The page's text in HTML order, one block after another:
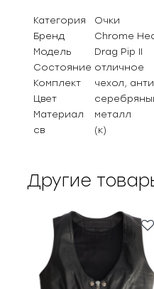
Категория
Очки
Бренд
Chrome
Модель
Drag Pip II
Состояние отличное
Комплект
чехол,
Цвет
Материал
металл
св
(к)
Другие